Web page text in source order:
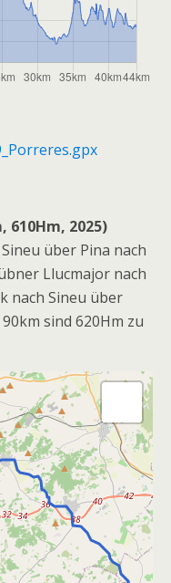
610Hm, 2025)
über Pina nach
Llucmajor nach
nach Sineu über
sind 620Hm zu